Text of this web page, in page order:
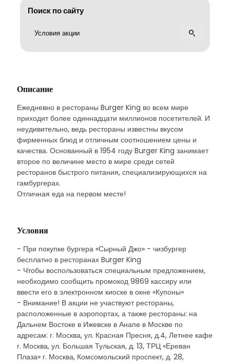
Поиск по сайту
Описание
Ежедневно в рестораны Burger King во всем мире
приходит более одиннадцати миллионов посетителей. И
неудивительно, ведь рестораны известны вкусом
фирменных блюд и отличным соотношением цены и
качества. Основанный в 1954 году Burger King занимает
второе по величине место в мире среди сетей
ресторанов быстрого питания, специализирующихся на
гамбургерах.
Отличная еда на первом месте!
Условия
- При покупке бургера «Сырный Джо» - чизбургер
бесплатно в ресторанах Burger King
- Чтобы воспользоваться специальным предложением,
необходимо сообщить промокод 9869 кассиру или
ввести его в электронном киоске в окне «Купоны»
- Внимание! В акции не участвуют рестораны,
расположенные в аэропортах, а также рестораны: на
Дальнем Востоке в Ижевске в Анапе в Москве по
адресам: г. Москва, ул. Красная Пресня, д.4, Летнее кафе
г. Москва, ул. Большая Тульская, д. 13, ТРЦ «Ереван
Плаза» г. Москва, Комсомольский проспект, д. 28,